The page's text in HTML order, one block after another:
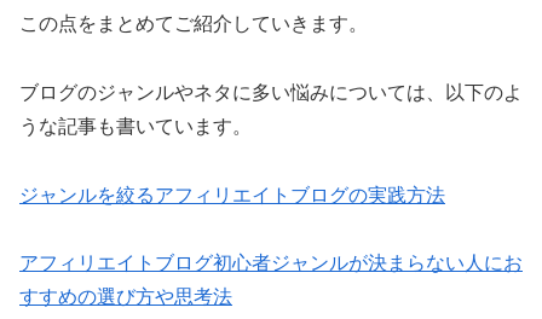
この点をまとめてご紹介していきます。
ブログのジャンルやネタに多い悩みについては、以下のよ
うな記事も書いています。
ジャンルを絞るアフィリエイトブログの実践方法
アフィリエイトブログ初心者ジャンルが決まらない人にお
すすめの選び方や思考法